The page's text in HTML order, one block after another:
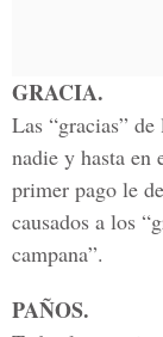
GRACIA.
Las “gracias”
nadie y hasta en
primer pago le
causados a los
campana”.
PAÑOS.